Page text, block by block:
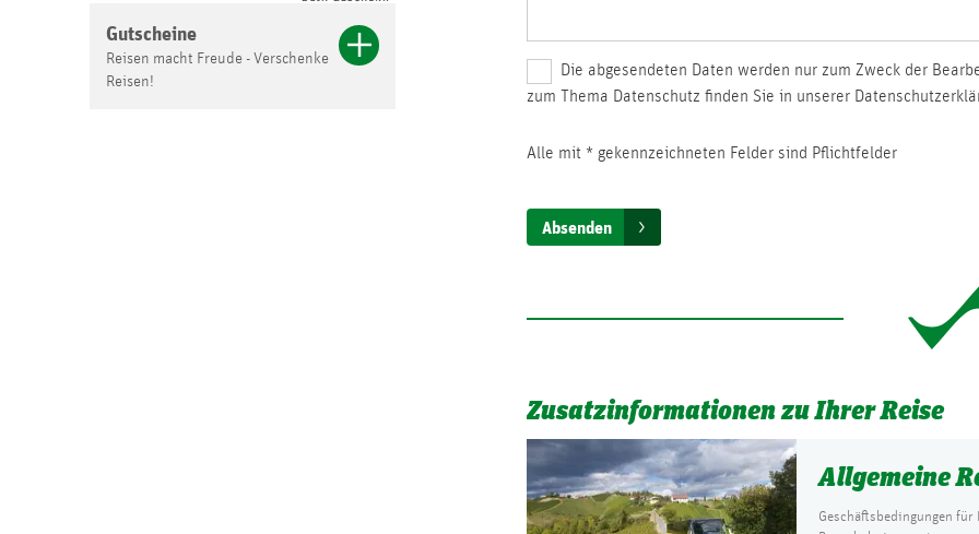
Gutscheine
Reisen macht Freude - Verschenke
Reisen!
Die abgesendeten Daten werden nur zum Zweck der
zum Thema Datenschutz finden Sie in unserer
Alle mit * gekennzeichneten Felder sind Pflichtfelder
Absenden
Zusatzinformationen zu Ihrer Reise
Allgemeine
Geschäftsbedingungen